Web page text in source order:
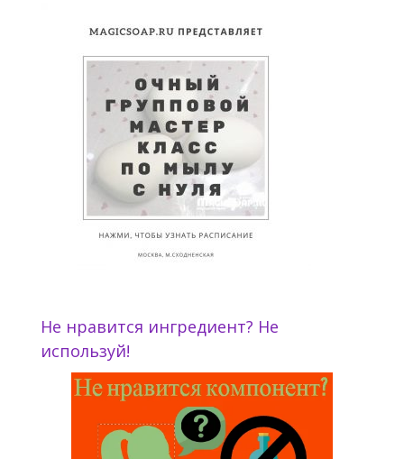
Не нравится ингредиент? Не
используй!